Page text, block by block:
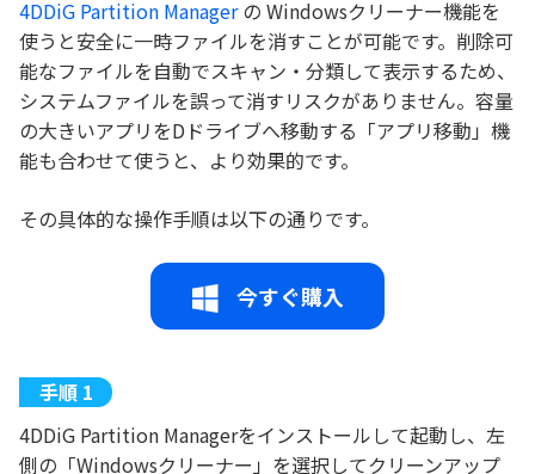
4DDiG Partition Managerの Windowsクリーナー機能を
使うと安全に一時ファイルを消すことが可能です。削除可
能なファイルを自動でスキャン・分類して表示するため、
システムファイルを誤って消すリスクがありません。容量
の大きいアプリをDドライブへ移動する「アプリ移動」機
能も合わせて使うと、より効果的です。
その具体的な操作手順は以下の通りです。
今すぐ購入
4DDiG Partition Managerをインストールして起動し、左
側の「Windowsクリーナー」を選択してクリーンアップ